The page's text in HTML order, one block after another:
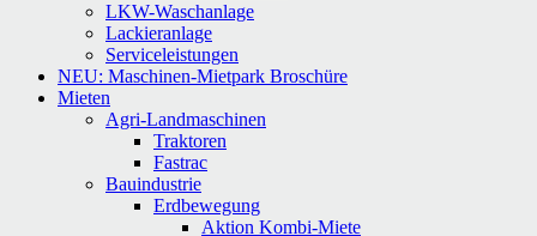
LKW-Waschanlage
Lackieranlage
Serviceleistungen
NEU: Maschinen-Mietpark Broschüre
Mieten
Agri-Landmaschinen
Traktoren
Fastrac
Bauindustrie
Erdbewegung
Aktion Kombi-Miete